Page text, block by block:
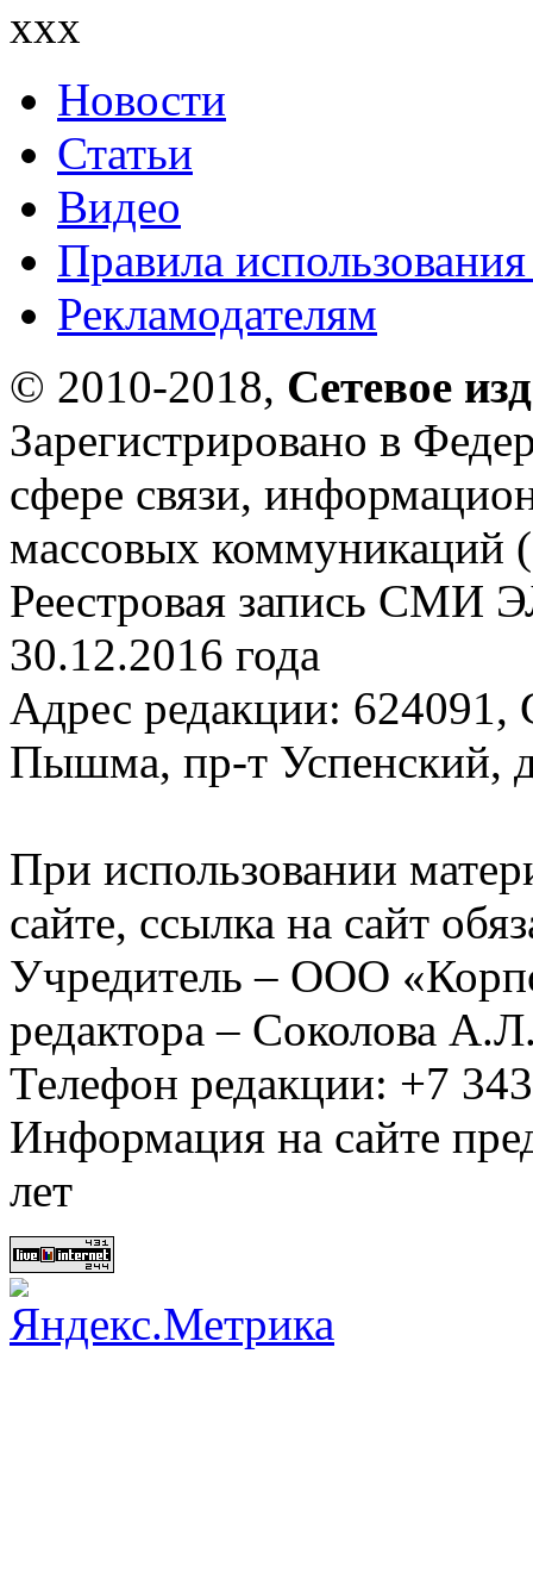
xxx
Новости
Статьи
Видео
Правила
Рекламодателям
© 2010-2018, Сетевое
Зарегистрировано в
сфере связи,
массовых коммуникаций
Реестровая запись СМИ
30.12.2016 года
Адрес редакции: 624091,
Пышма, пр-т Успенский,
При использовании
сайте, ссылка на сайт
Учредитель – ООО
редактора – Соколова
Телефон редакции: +7
Информация на сайте
лет